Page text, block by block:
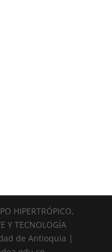
HIPERTRÓPICO,
Y TECNOLOGÍA
de Antioquia |